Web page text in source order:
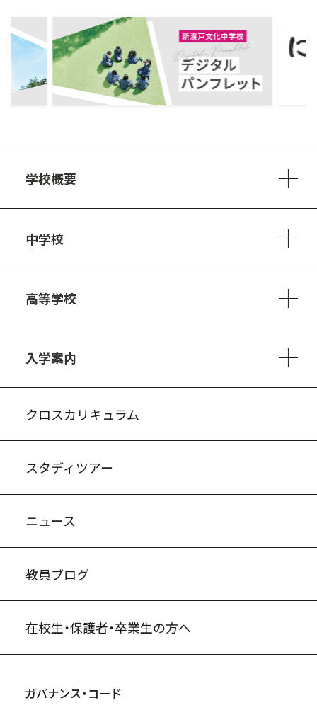
学校概要
中学校
高等学校
入学案内
クロスカリキュラム
スタディツアー
ニュース
教員ブログ
在校生・保護者・卒業生の方へ
ガバナンス・コード